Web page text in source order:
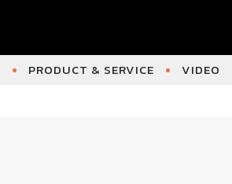
PRODUCT & SERVICE VIDEO